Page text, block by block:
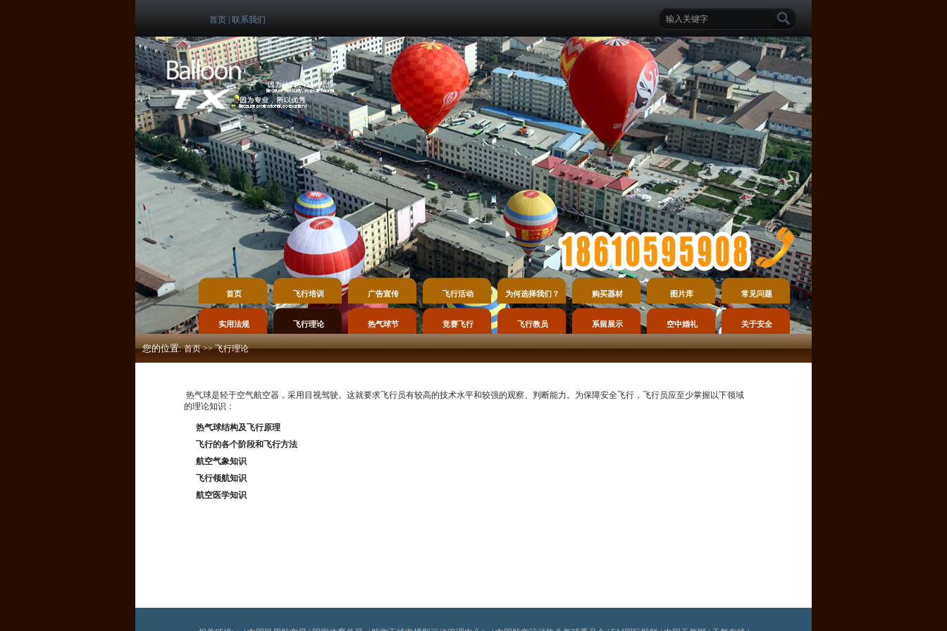
首页 联系我们
首页 飞行培训 广告宣传 飞行活动 为何选择我们？ 购买器材 图片库 常见问题
实用法规 飞行理论 热气球节 竞赛飞行 飞行教员 系留展示 空中婚礼 关于安全
您的位置:首页>>飞行理论
热气球是轻于空气航空器，采用目视驾驶。这就要求飞行员有较高的技术水平和较强的观察、判断能力。为保障安全飞行，飞行员应至少掌握以下领域
的理论知识：
热气球结构及飞行原理
飞行的各个阶段和飞行方法
航空气象知识
飞行领航知识
航空医学知识